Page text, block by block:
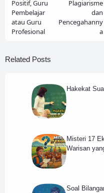
Positif, Guru
Pembelajar
atau Guru
Profesional
Plagiarisme
dan
Pencegahanny
a
Related Posts
Hakekat
Misteri 17
Warisan
Soal